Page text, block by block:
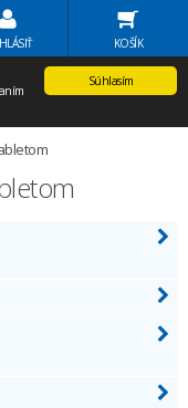
Volať Agem
KOŠÍK
Súhlasím